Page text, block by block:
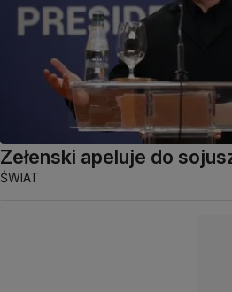
Zełenski apeluje do
ŚWIAT